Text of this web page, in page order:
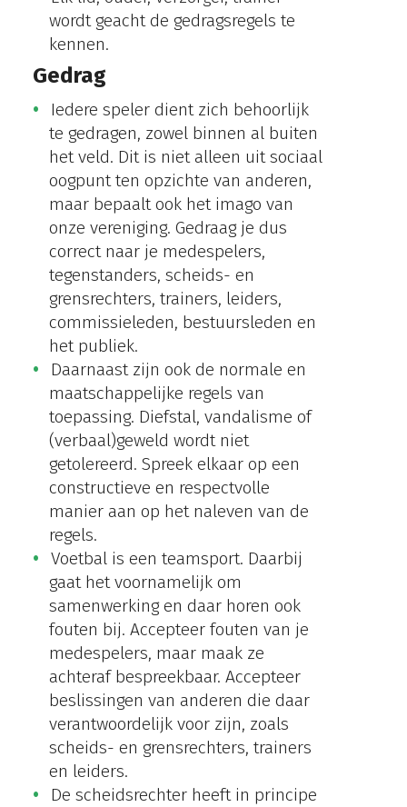
wordt geacht de gedragsregels te
kennen.
Gedrag
Iedere speler dient zich behoorlijk
te gedragen, zowel binnen al buiten
het veld. Dit is niet alleen uit sociaal
oogpunt ten opzichte van anderen,
maar bepaalt ook het imago van
onze vereniging. Gedraag je dus
correct naar je medespelers,
tegenstanders, scheids- en
grensrechters, trainers, leiders,
commissieleden, bestuursleden en
het publiek.
Daarnaast zijn ook de normale en
maatschappelijke regels van
toepassing. Diefstal, vandalisme of
(verbaal)geweld wordt niet
getolereerd. Spreek elkaar op een
constructieve en respectvolle
manier aan op het naleven van de
regels.
Voetbal is een teamsport. Daarbij
gaat het voornamelijk om
samenwerking en daar horen ook
fouten bij. Accepteer fouten van je
medespelers, maar maak ze
achteraf bespreekbaar. Accepteer
beslissingen van anderen die daar
verantwoordelijk voor zijn, zoals
scheids- en grensrechters, trainers
en leiders.
De scheidsrechter heeft in principe